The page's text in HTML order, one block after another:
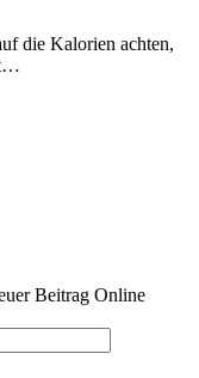
die Kalorien achten,
Beitrag Online